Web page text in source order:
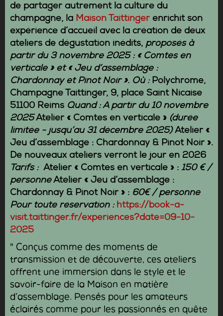
de partager autrement la culture du
champagne, la Maison Taittinger enrichit son
expérience d’accueil avec la création de deux
ateliers de dégustation inédits, proposés à
partir du 3 novembre 2025 : « Comtes en
verticale » et « Jeu d’assemblage :
Chardonnay et Pinot Noir ». Où :Polychrome,
Champagne Taittinger, 9, place Saint Nicaise
51100 Reims Quand: A partir du 10 novembre
2025Atelier « Comtes en verticale » (durée
limitée - jusqu’au 31 décembre 2025)Atelier «
Jeu d’assemblage : Chardonnay & Pinot Noir ».
De nouveaux ateliers verront le jour en 2026
Tarifs: Atelier « Comtes en verticale » : 150 € /
personneAtelier « Jeu d’assemblage :
Chardonnay & Pinot Noir » : 60€ / personne
Pour toute réservation:https://book-a-
visit.taittinger.fr/experiences?date=09-10-
2025
" Conçus comme des moments de
transmission et de découverte, ces ateliers
offrent une immersion dans le style et le
savoir-faire de la Maison en matière
d’assemblage. Pensés pour les amateurs
éclairés comme pour les passionnés en quête